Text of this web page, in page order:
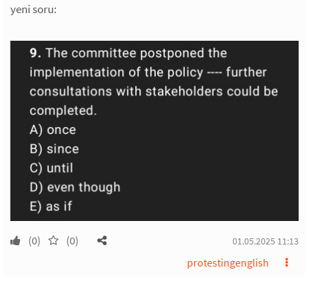
yeni soru:
(0) (0) 01.05.2025 11:13
protestingenglish